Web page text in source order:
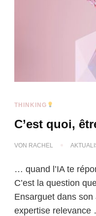
THINKING
C’est quoi,
VON RACHEL
… quand l’IA te
C’est la question
Ensarguet dans son
expertise relevance